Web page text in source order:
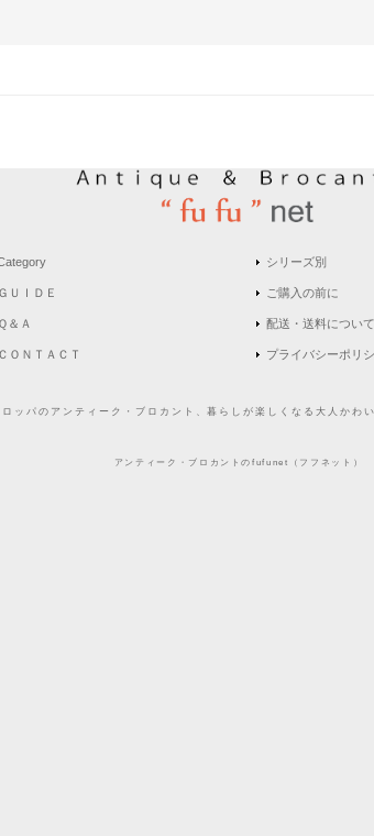
ＧＵＩＤＥ
Ｑ＆Ａ
ＣＯＮＴＡＣＴ
シリーズ別
ご購入の前に
配送・送料について
プライバシーポリ
ッパのアンティーク・ブロカント、暮らしが楽しくなる大人か
アンティーク・ブロカントのfufunet（フフネット）